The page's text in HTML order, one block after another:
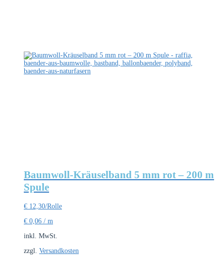
Baumwoll-Kräuselband 5 mm rot – 200 m
Spule
€ 12,30/Rolle
€ 0,06 / m
inkl. MwSt.
zzgl. Versandkosten